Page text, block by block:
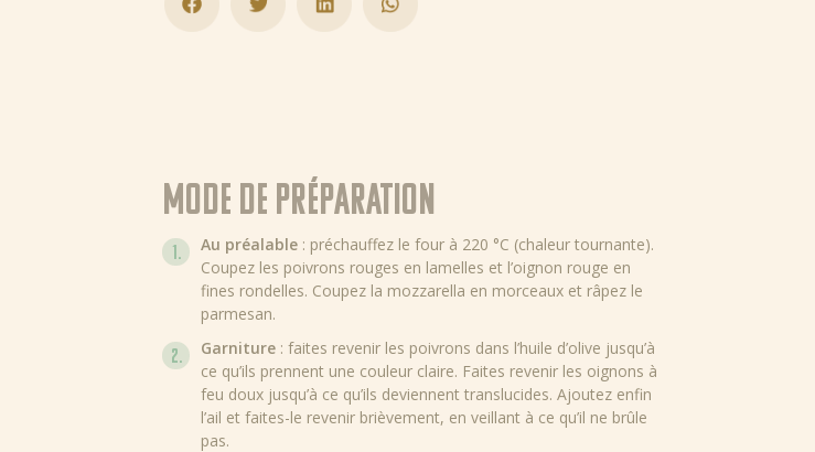
Mode de préparation
Au préalable : préchauffez le four à 220 °C (chaleur tournante).
Coupez les poivrons rouges en lamelles et l’oignon rouge en
fines rondelles. Coupez la mozzarella en morceaux et râpez le
parmesan.
Garniture : faites revenir les poivrons dans l’huile d’olive jusqu’à
ce qu’ils prennent une couleur claire. Faites revenir les oignons à
feu doux jusqu’à ce qu’ils deviennent translucides. Ajoutez enfin
l’ail et faites-le revenir brièvement, en veillant à ce qu’il ne brûle
pas.